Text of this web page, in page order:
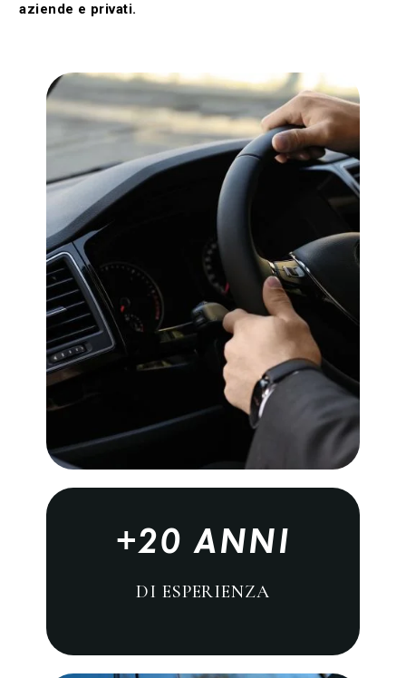
aziende e privati.
+20 ANNI
DI ESPERIENZA